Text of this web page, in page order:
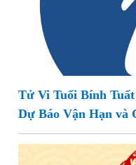
Tử Vi Tuổi Bính
Dự Báo Vận Hạn và